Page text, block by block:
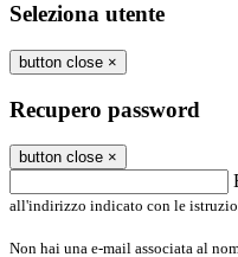
Seleziona utente
button close ×
Recupero password
button close ×
all'indirizzo indicato con le
Non hai una e-mail associata al